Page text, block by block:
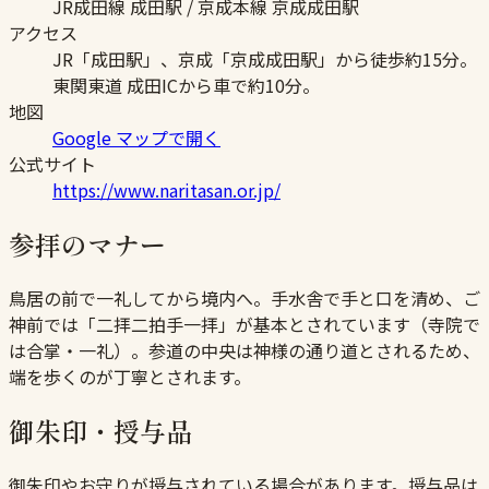
JR成田線 成田駅 / 京成本線 京成成田駅
アクセス
JR「成田駅」、京成「京成成田駅」から徒歩約15分。
東関東道 成田ICから車で約10分。
地図
Google マップで開く
公式サイト
https://www.naritasan.or.jp/
参拝のマナー
鳥居の前で一礼してから境内へ。手水舎で手と口を清め、ご
神前では「二拝二拍手一拝」が基本とされています（寺院で
は合掌・一礼）。参道の中央は神様の通り道とされるため、
端を歩くのが丁寧とされます。
御朱印・授与品